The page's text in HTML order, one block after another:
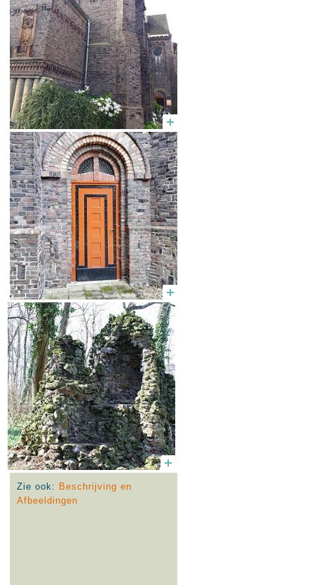
Zie ook: Beschrijving en
Afbeeldingen